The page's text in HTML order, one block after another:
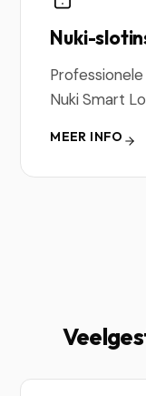
Nuki-
Nuki Smart
MEER INFO